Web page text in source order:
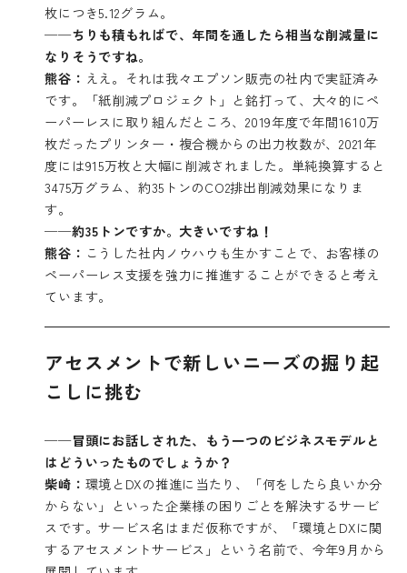
枚につき5.12グラム。
──ちりも積もればで、年間を通したら相当な削減量に
なりそうですね。
熊谷： ええ。それは我々エプソン販売の社内で実証済み
です。「紙削減プロジェクト」と銘打って、大々的にペ
ーパーレスに取り組んだところ、2019年度で年間1610万
枚だったプリンター・複合機からの出力枚数が、2021年
度には915万枚と大幅に削減されました。単純換算すると
3475万グラム、約35トンのCO2排出削減効果になりま
す。
──約35トンですか。大きいですね！
熊谷： こうした社内ノウハウも生かすことで、お客様の
ペーパーレス支援を強力に推進することができると考え
ています。
アセスメントで新しいニーズの掘り起
こしに挑む
──冒頭にお話しされた、もう一つのビジネスモデルと
はどういったものでしょうか？
柴崎： 環境とDXの推進に当たり、「何をしたら良いか分
からない」といった企業様の困りごとを解決するサービ
スです。サービス名はまだ仮称ですが、「環境とDXに関
するアセスメントサービス」という名前で、今年9月から